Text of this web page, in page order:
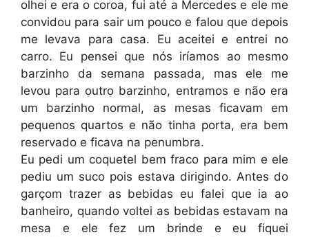
olhei e era o coroa, fui até a Mercedes e ele me
convidou para sair um pouco e falou que depois
me levava para casa. Eu aceitei e entrei no
carro. Eu pensei que nós iríamos ao mesmo
barzinho da semana passada, mas ele me
levou para outro barzinho, entramos e não era
um barzinho normal, as mesas ficavam em
pequenos quartos e não tinha porta, era bem
reservado e ficava na penumbra.
Eu pedi um coquetel bem fraco para mim e ele
pediu um suco pois estava dirigindo. Antes do
garçom trazer as bebidas eu falei que ia ao
banheiro, quando voltei as bebidas estavam na
mesa e ele fez um brinde e eu fiquei